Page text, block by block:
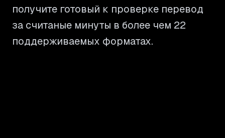
получите готовый к проверке перевод
за считаные минуты в более чем 22
поддерживаемых форматах.